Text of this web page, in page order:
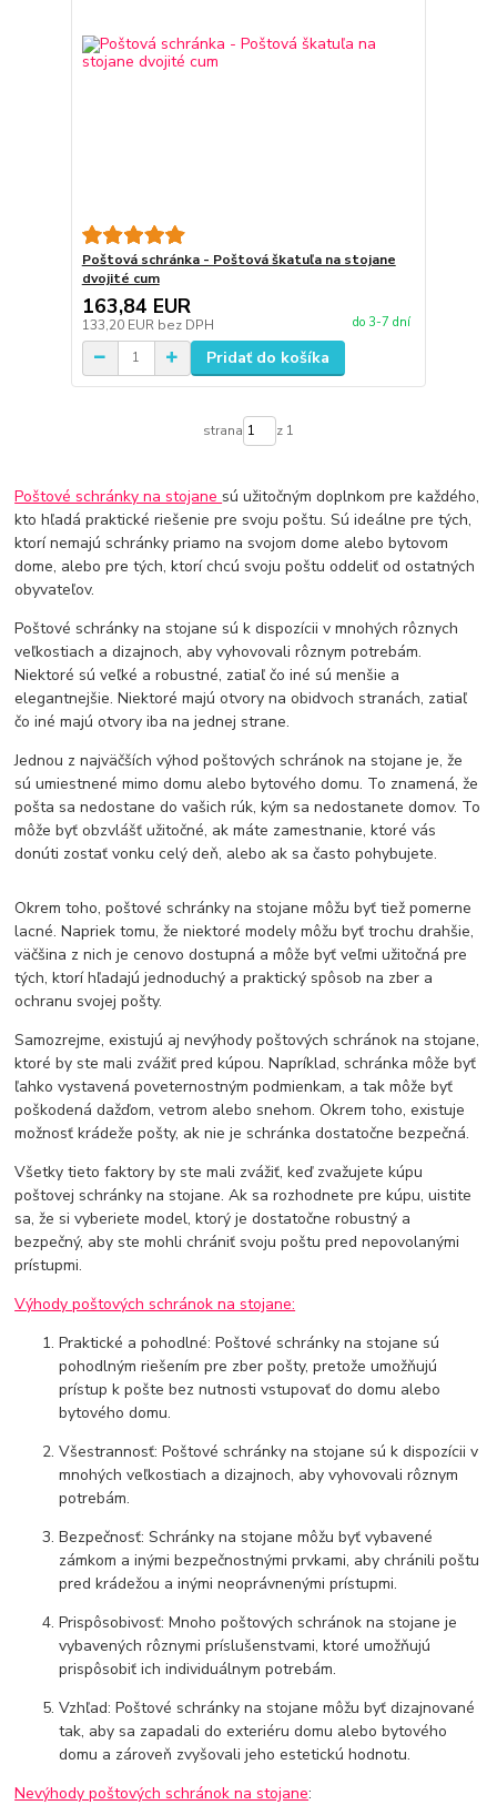
Poštová schránka - Poštová škatuľa na stojane
dvojité cum
163,84 EUR
133,20 EUR bez DPH do 3-7 dní
Pridať do košíka
strana z 1
Poštové schránky na stojane sú užitočným doplnkom pre každého,
kto hľadá praktické riešenie pre svoju poštu. Sú ideálne pre tých,
ktorí nemajú schránky priamo na svojom dome alebo bytovom
dome, alebo pre tých, ktorí chcú svoju poštu oddeliť od ostatných
obyvateľov.
Poštové schránky na stojane sú k dispozícii v mnohých rôznych
veľkostiach a dizajnoch, aby vyhovovali rôznym potrebám.
Niektoré sú veľké a robustné, zatiaľ čo iné sú menšie a
elegantnejšie. Niektoré majú otvory na obidvoch stranách, zatiaľ
čo iné majú otvory iba na jednej strane.
Jednou z najväčších výhod poštových schránok na stojane je, že
sú umiestnené mimo domu alebo bytového domu. To znamená, že
pošta sa nedostane do vašich rúk, kým sa nedostanete domov. To
môže byť obzvlášť užitočné, ak máte zamestnanie, ktoré vás
donúti zostať vonku celý deň, alebo ak sa často pohybujete.
Okrem toho, poštové schránky na stojane môžu byť tiež pomerne
lacné. Napriek tomu, že niektoré modely môžu byť trochu drahšie,
väčšina z nich je cenovo dostupná a môže byť veľmi užitočná pre
tých, ktorí hľadajú jednoduchý a praktický spôsob na zber a
ochranu svojej pošty.
Samozrejme, existujú aj nevýhody poštových schránok na stojane,
ktoré by ste mali zvážiť pred kúpou. Napríklad, schránka môže byť
ľahko vystavená poveternostným podmienkam, a tak môže byť
poškodená dažďom, vetrom alebo snehom. Okrem toho, existuje
možnosť krádeže pošty, ak nie je schránka dostatočne bezpečná.
Všetky tieto faktory by ste mali zvážiť, keď zvažujete kúpu
poštovej schránky na stojane. Ak sa rozhodnete pre kúpu, uistite
sa, že si vyberiete model, ktorý je dostatočne robustný a
bezpečný, aby ste mohli chrániť svoju poštu pred nepovolanými
prístupmi.
Výhody poštových schránok na stojane:
Praktické a pohodlné: Poštové schránky na stojane sú
pohodlným riešením pre zber pošty, pretože umožňujú
prístup k pošte bez nutnosti vstupovať do domu alebo
bytového domu.
Všestrannosť: Poštové schránky na stojane sú k dispozícii v
mnohých veľkostiach a dizajnoch, aby vyhovovali rôznym
potrebám.
Bezpečnosť: Schránky na stojane môžu byť vybavené
zámkom a inými bezpečnostnými prvkami, aby chránili poštu
pred krádežou a inými neoprávnenými prístupmi.
Prispôsobivosť: Mnoho poštových schránok na stojane je
vybavených rôznymi príslušenstvami, ktoré umožňujú
prispôsobiť ich individuálnym potrebám.
Vzhľad: Poštové schránky na stojane môžu byť dizajnované
tak, aby sa zapadali do exteriéru domu alebo bytového
domu a zároveň zvyšovali jeho estetickú hodnotu.
Nevýhody poštových schránok na stojane: